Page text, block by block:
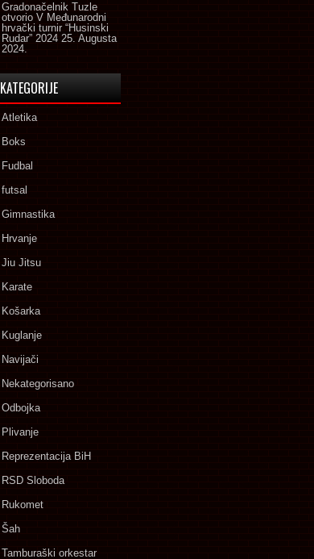
Gradonačelnik Tuzle
otvorio V Međunarodni
hrvački turnir “Husinski
Rudar” 2024 25. Augusta
2024.
KATEGORIJE
Atletika
Boks
Fudbal
futsal
Gimnastika
Hrvanje
Jiu Jitsu
Karate
Košarka
Kuglanje
Navijači
Nekategorisano
Odbojka
Plivanje
Reprezentacija BiH
RSD Sloboda
Rukomet
Šah
Tamburaški orkestar